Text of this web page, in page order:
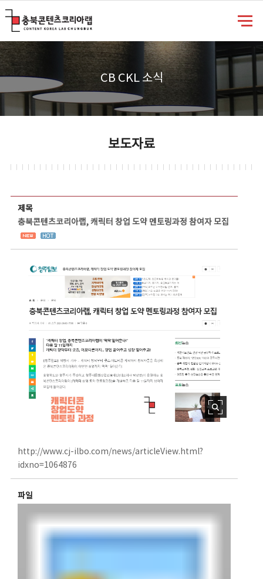
CB CKL 소식
보도자료
제목
충북콘텐츠코리아랩, 캐릭터 창업 도약 멘토링과정 참여자 모집
http://www.cj-ilbo.com/news/articleView.html?
idxno=1064876
파일